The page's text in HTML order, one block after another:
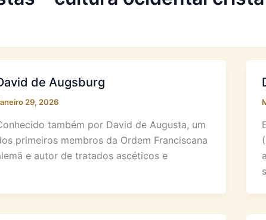
de Augsburg
29, 2026
também por David de Augusta, um
primeiros membros da Ordem Franciscana
e autor de tratados ascéticos e